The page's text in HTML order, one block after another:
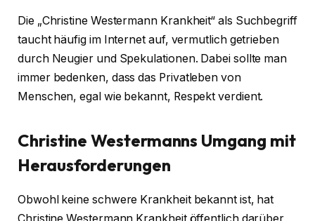
Die „Christine Westermann Krankheit“ als Suchbegriff
taucht häufig im Internet auf, vermutlich getrieben
durch Neugier und Spekulationen. Dabei sollte man
immer bedenken, dass das Privatleben von
Menschen, egal wie bekannt, Respekt verdient.
Christine Westermanns Umgang mit
Herausforderungen
Obwohl keine schwere Krankheit bekannt ist, hat